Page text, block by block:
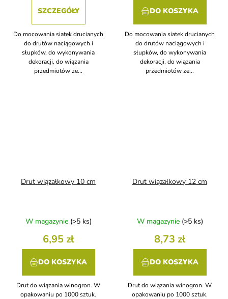
SZCZEGÓŁY
Do mocowania siatek drucianych
do drutów naciągowych i
słupków, do wykonywania
dekoracji, do wiązania
przedmiotów ze...
DO KOSZYKA
Do mocowania siatek drucianych
do drutów naciągowych i
słupków, do wykonywania
dekoracji, do wiązania
przedmiotów ze...
Drut wiązałkowy 10 cm
W magazynie (>5 ks)
6,95 zł
DO KOSZYKA
Drut do wiązania winogron. W
opakowaniu po 1000 sztuk.
Drut wiązałkowy 12 cm
W magazynie (>5 ks)
8,73 zł
DO KOSZYKA
Drut do wiązania winogron. W
opakowaniu po 1000 sztuk.